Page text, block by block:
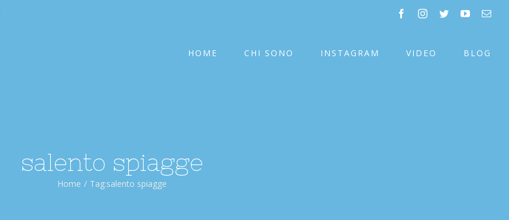
facebookinstagram
twitteryoutube
HOME CHI SONO INSTAGRAM VIDEO BLOG
salento spiagge
Home / Tag:salento spiagge